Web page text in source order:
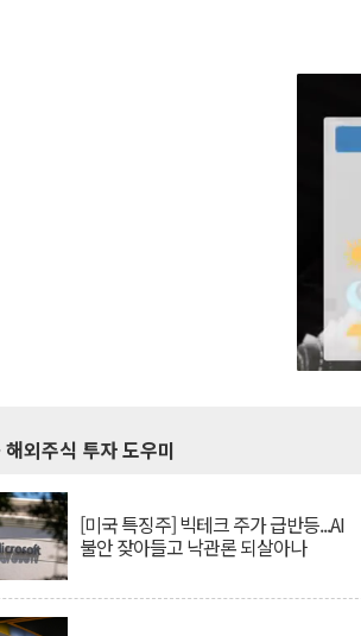
해외주식 투자 도우미
[미국 특징주] 빅테크 주가 급반등...AI
불안 잦아들고 낙관론 되살아나